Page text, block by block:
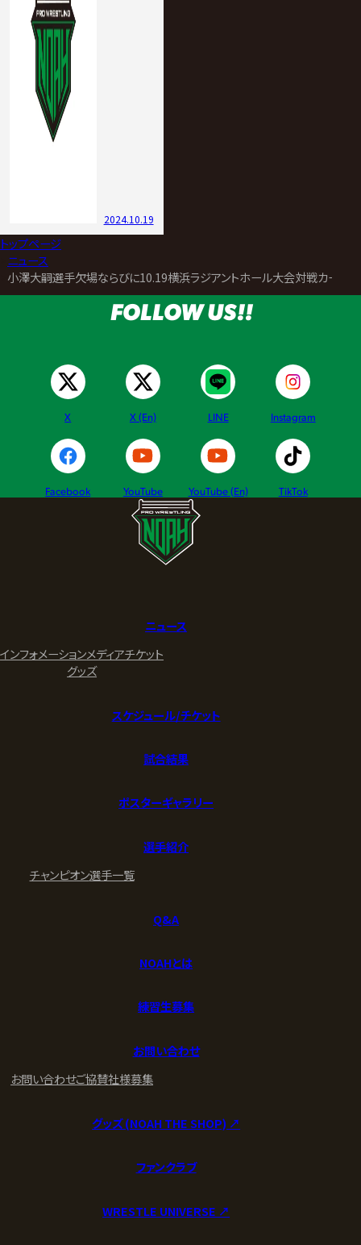
2024.10.19
トップページ
ニュース
小澤大嗣選手欠場ならびに10.19横浜ラジアントホール大会対戦カード
FOLLOW US!!
X X (En) LINE Instagram
Facebook YouTube YouTube (En) TikTok
ニュース
インフォメーションメディアチケット
グッズ
スケジュール/チケット
試合結果
ポスターギャラリー
選手紹介
チャンピオン選手一覧
Q&A
NOAHとは
練習生募集
お問い合わせ
お問い合わせご協賛社様募集
グッズ (NOAH THE SHOP) ↗︎
ファンクラブ
WRESTLE UNIVERSE ↗︎